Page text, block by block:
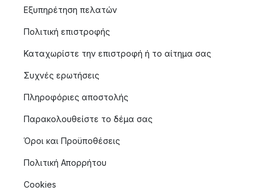
Εξυπηρέτηση πελατών
Πολιτική επιστροφής
Καταχωρίστε την επιστροφή ή το αίτημα σας
Συχνές ερωτήσεις
Πληροφόριες αποστολής
Παρακολουθείστε το δέμα σας
Όροι και Προϋποθέσεις
Πολιτική Απορρήτου
Cookies